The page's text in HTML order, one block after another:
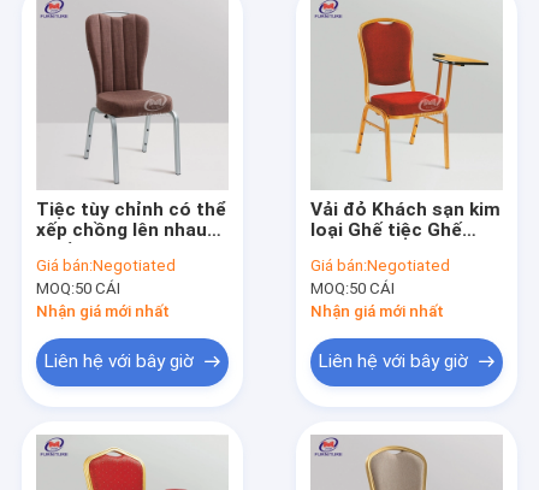
Bàn ghế trẻ em
Ghế sofa giường King
Ghế nhựa sự kiện
Bảng acrylic trong suốt
Ghế ăn tiệc
Bìa và khăn quàng cổ
Thiết bị và Nguồn cung cấp Khách sạn
Tiệc tùy chỉnh có thể
xếp chồng lên nhau
350KG
Giá bán:Negotiated
MOQ:50 CÁI
Nhận giá mới nhất
Liên hệ với bây giờ
Vải đỏ Khách sạn kim
loại Ghế tiệc Ghế
Giá bán:Negotiated
MOQ:50 CÁI
Nhận giá mới nhất
Liên hệ với bây giờ